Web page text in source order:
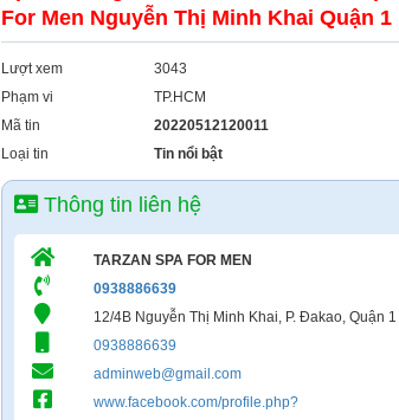
For Men Nguyễn Thị Minh Khai Quận 1
Lượt xem
3043
Phạm vi
TP.HCM
Mã tin
20220512120011
Loại tin
Tin nổi bật
Thông tin liên hệ
TARZAN SPA FOR MEN
0938886639
12/4B Nguyễn Thị Minh Khai, P. Đakao, Quận 1
0938886639
adminweb@gmail.com
www.facebook.com/profile.php?